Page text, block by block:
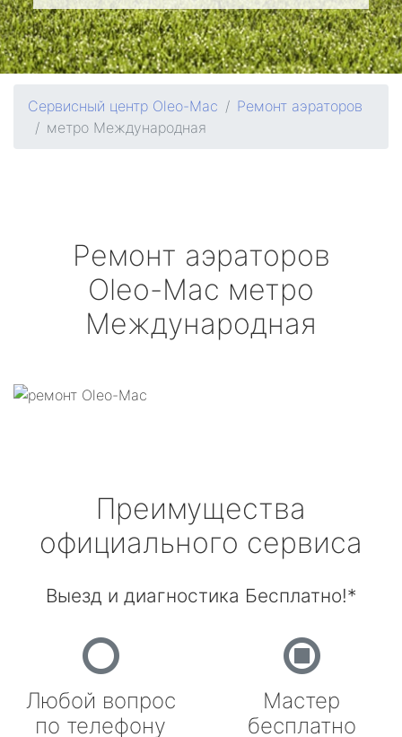
Сервисный центр Oleo-Mac
Ремонт аэраторов
метро Международная
Ремонт аэраторов
Oleo-Mac метро
Международная
Преимущества
официального сервиса
Выезд и диагностика Бесплатно!*
Любой вопрос
по телефону
Мастер
бесплатно